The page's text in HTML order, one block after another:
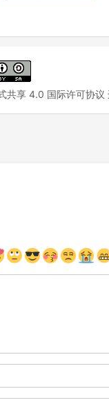
共享 4.0 国际许可协议